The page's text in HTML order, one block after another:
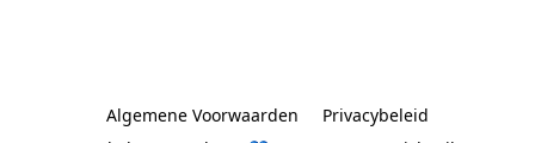
Algemene Voorwaarden
Privacybeleid